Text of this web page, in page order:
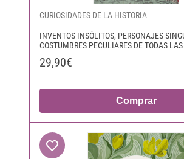
CURIOSIDADES DE LA HISTORIA
INVENTOS INSÓLITOS, PERSONAJES
COSTUMBRES PECULIARES DE TODAS
29,90€
Comprar